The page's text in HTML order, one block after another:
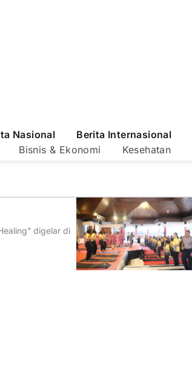
Nasional Berita Internasional
Bisnis & Ekonomi Kesehatan
digelar di